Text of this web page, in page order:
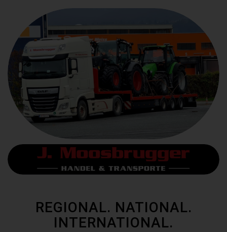
REGIONAL. NATIONAL.
INTERNATIONAL.